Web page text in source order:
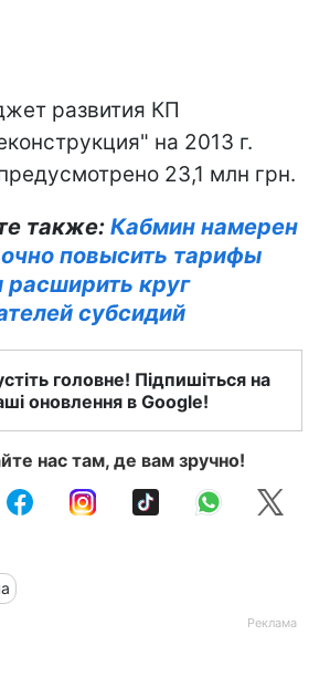
развития КП
на 2013 г.
23,1 млн грн.
также: Кабмин намерен
повысить тарифы
круг
субсидий
головне! Підпишіться на
оновлення в Google!
нас там, де вам зручно!